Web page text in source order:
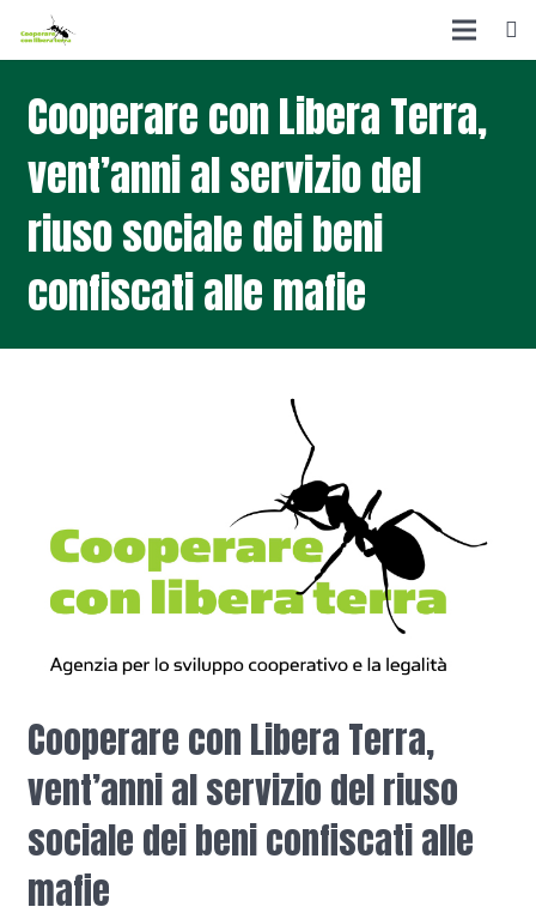
Cooperare con Libera Terra,
vent’anni al servizio del
riuso sociale dei beni
confiscati alle mafie
Cooperare con Libera Terra,
vent’anni al servizio del riuso
sociale dei beni confiscati alle
mafie